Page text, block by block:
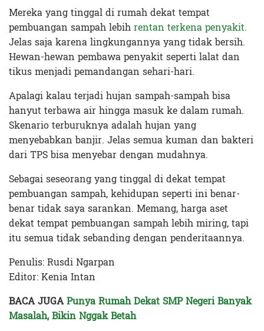
Mereka yang tinggal di rumah dekat tempat
pembuangan sampah lebihrentan terkena penyakit.
Jelas saja karena lingkungannya yang tidak bersih.
Hewan-hewan pembawa penyakit seperti lalat dan
tikus menjadi pemandangan sehari-hari.
Apalagi kalau terjadi hujan sampah-sampah bisa
hanyut terbawa air hingga masuk ke dalam rumah.
Skenario terburuknya adalah hujan yang
menyebabkan banjir. Jelas semua kuman dan bakteri
dari TPS bisa menyebar dengan mudahnya.
Sebagai seseorang yang tinggal di dekat tempat
pembuangan sampah, kehidupan seperti ini benar-
benar tidak saya sarankan. Memang, harga aset
dekat tempat pembuangan sampah lebih miring, tapi
itu semua tidak sebanding dengan penderitaannya.
Penulis: Rusdi Ngarpan
Editor: Kenia Intan
BACA JUGAPunya Rumah Dekat SMP Negeri Banyak
Masalah, Bikin Nggak Betah